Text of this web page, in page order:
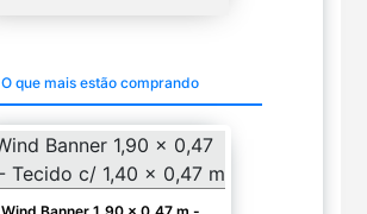
O que mais estão comprando